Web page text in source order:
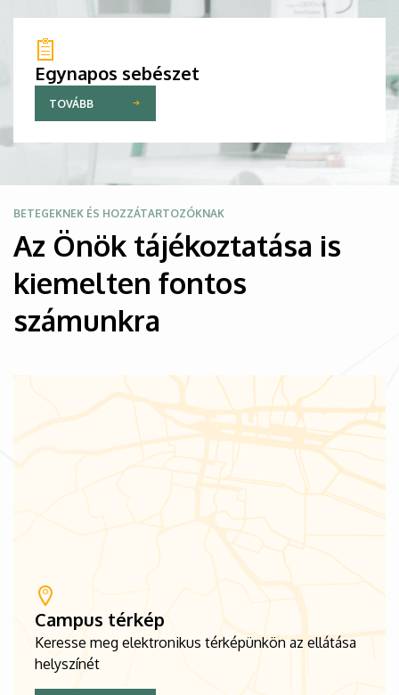
Egynapos sebészet
TOVÁBB
BETEGEKNEK ÉS HOZZÁTARTOZÓKNAK
Az Önök tájékoztatása is
kiemelten fontos
számunkra
Campus térkép
Keresse meg elektronikus térképünkön az ellátása
helyszínét